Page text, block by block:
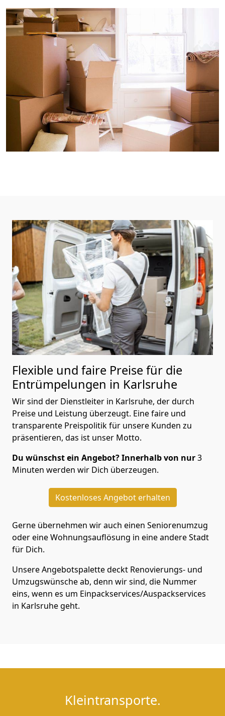
Flexible und faire Preise für die
Entrümpelungen in Karlsruhe
Wir sind der Dienstleiter in Karlsruhe, der durch
Preise und Leistung überzeugt. Eine faire und
transparente Preispolitik für unsere Kunden zu
präsentieren, das ist unser Motto.
Du wünschst ein Angebot? Innerhalb von nur3
Minuten werden wir Dich überzeugen.
Kostenloses Angebot erhalten
Gerne übernehmen wir auch einen Seniorenumzug
oder eine Wohnungsauflösung in eine andere Stadt
für Dich.
Unsere Angebotspalette deckt Renovierungs- und
Umzugswünsche ab, denn wir sind, die Nummer
eins, wenn es um Einpackservices/Auspackservices
in Karlsruhe geht.
Kleintransporte.